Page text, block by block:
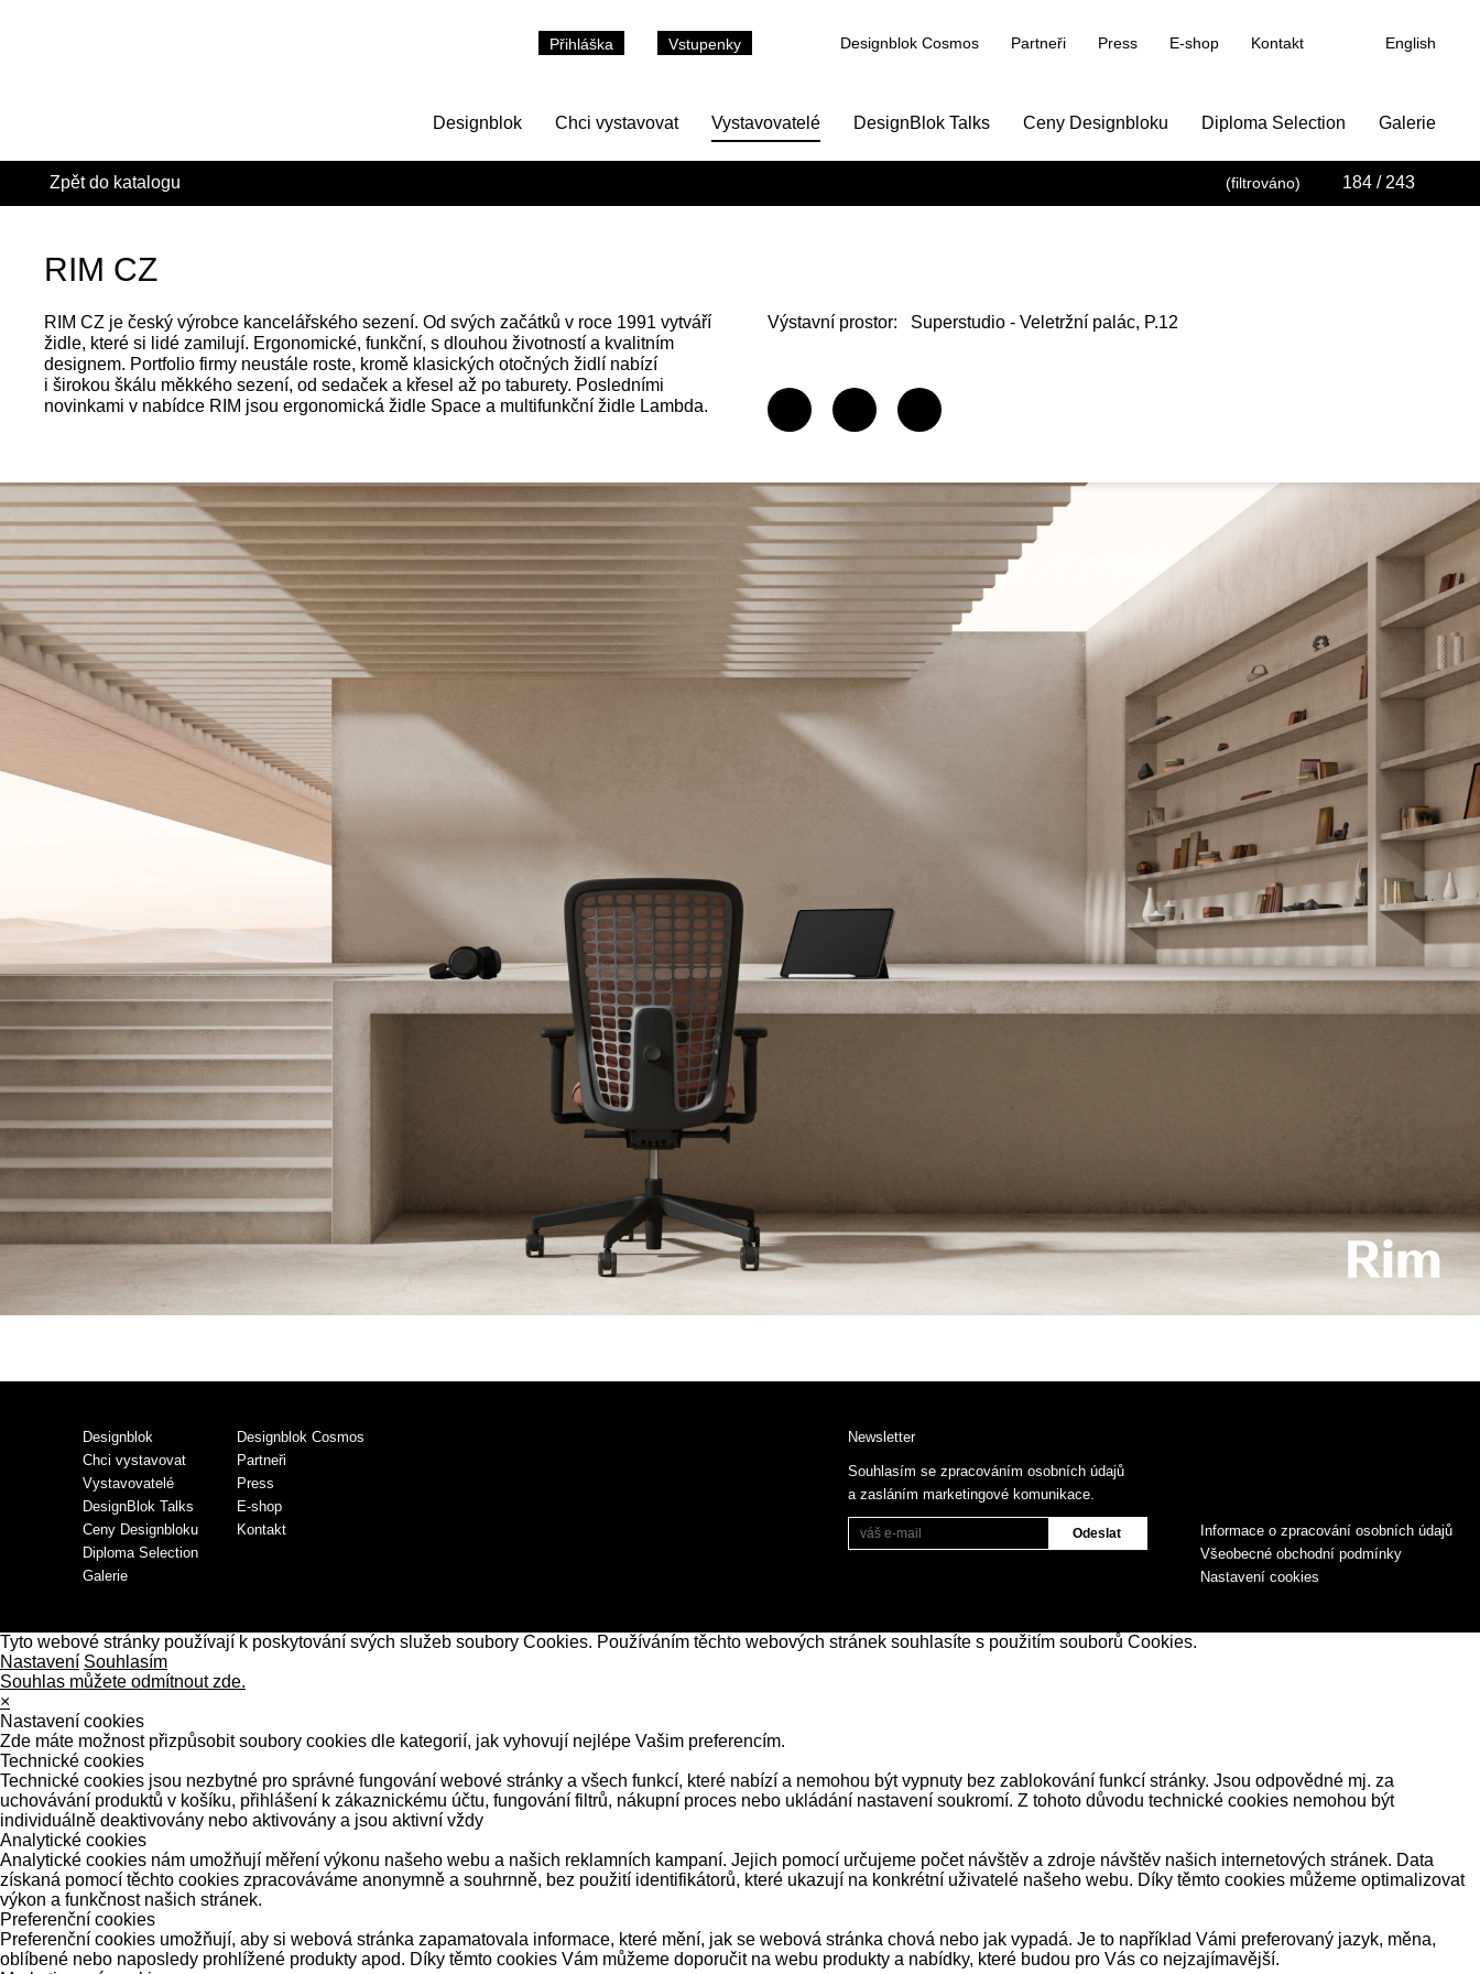
Přihláška Vstupenky Designblok Cosmos Partneři Press E-shop Kontakt English
Designblok Chci vystavovat Vystavovatelé DesignBlok Talks Ceny Designbloku Diploma Selection Galerie
Zpět do katalogu (filtrováno) 184 / 243
RIM CZ
RIM CZ je český výrobce kancelářského sezení. Od svých začátků v roce 1991 vytváří
židle, které si lidé zamilují. Ergonomické, funkční, s dlouhou životností a kvalitním
designem. Portfolio firmy neustále roste, kromě klasických otočných židlí nabízí
i širokou škálu měkkého sezení, od sedaček a křesel až po taburety. Posledními
novinkami v nabídce RIM jsou ergonomická židle Space a multifunkční židle Lambda.
Výstavní prostor: Superstudio - Veletržní palác, P.12
Designblok
Chci vystavovat
Vystavovatelé
DesignBlok Talks
Ceny Designbloku
Diploma Selection
Galerie
Designblok Cosmos
Partneři
Press
E-shop
Kontakt
Informace o zpracování osobních údajů
Všeobecné obchodní podmínky
Nastavení cookies
Newsletter
Souhlasím se zpracováním osobních údajů
a zasláním marketingové komunikace.
Tyto webové stránky používají k poskytování svých služeb soubory Cookies. Používáním těchto webových stránek souhlasíte s použitím souborů Cookies.
Nastavení Souhlasím
Souhlas můžete odmítnout zde.
×
Nastavení cookies
Zde máte možnost přizpůsobit soubory cookies dle kategorií, jak vyhovují nejlépe Vašim preferencím.
Technické cookies
Technické cookies jsou nezbytné pro správné fungování webové stránky a všech funkcí, které nabízí a nemohou být vypnuty bez zablokování funkcí stránky. Jsou odpovědné mj. za
uchovávání produktů v košíku, přihlášení k zákaznickému účtu, fungování filtrů, nákupní proces nebo ukládání nastavení soukromí. Z tohoto důvodu technické cookies nemohou být
individuálně deaktivovány nebo aktivovány a jsou aktivní vždy
Analytické cookies
Analytické cookies nám umožňují měření výkonu našeho webu a našich reklamních kampaní. Jejich pomocí určujeme počet návštěv a zdroje návštěv našich internetových stránek. Data
získaná pomocí těchto cookies zpracováváme anonymně a souhrnně, bez použití identifikátorů, které ukazují na konkrétní uživatelé našeho webu. Díky těmto cookies můžeme optimalizovat
výkon a funkčnost našich stránek.
Preferenční cookies
Preferenční cookies umožňují, aby si webová stránka zapamatovala informace, které mění, jak se webová stránka chová nebo jak vypadá. Je to například Vámi preferovaný jazyk, měna,
oblíbené nebo naposledy prohlížené produkty apod. Díky těmto cookies Vám můžeme doporučit na webu produkty a nabídky, které budou pro Vás co nejzajímavější.